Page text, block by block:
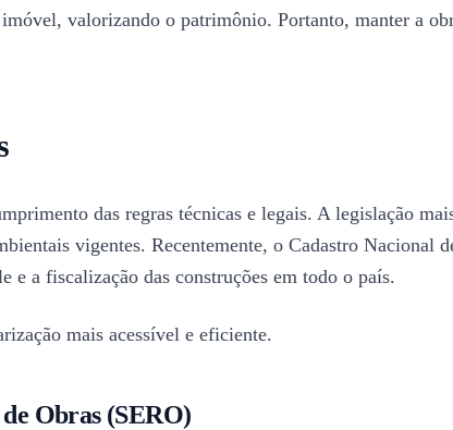
valorizando o patrimônio. Portanto, manter a
das regras técnicas e legais. A legislação
vigentes. Recentemente, o Cadastro Nacional
a fiscalização das construções em todo o país.
mais acessível e eficiente.
Obras (SERO)